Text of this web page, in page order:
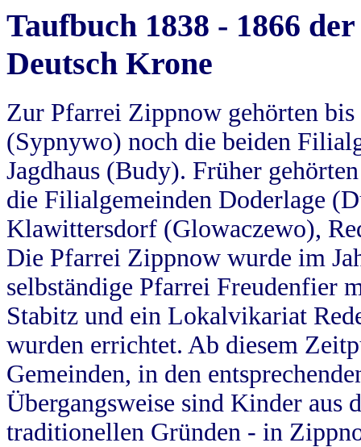
Taufbuch 1838 - 1866
Deutsch Krone
Zur Pfarrei Zippnow gehörten
(Sypnywo) noch die beiden
Jagdhaus (Budy). Früher
die Filialgemeinden Doderlage
Klawittersdorf (Glowaczewo),
Die Pfarrei Zippnow wurde im
selbständige Pfarrei Freudenfier
Stabitz und ein Lokalvikariat
wurden errichtet. Ab diesem
Gemeinden, in den
Übergangsweise sind Kinder aus
traditionellen Gründen - in